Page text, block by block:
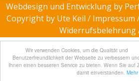
Wir verwenden Cookies, um die Qualität und
Benutzerfreundlichkeit der Webseite zu verbessern
Ihnen einen besseren Service zu bieten. Wenn Sie auf
damit einverstanden.
Webdesign und Entwicklung by
Copyright by Ute Keil / Impressum
Widerrufsbelehrung